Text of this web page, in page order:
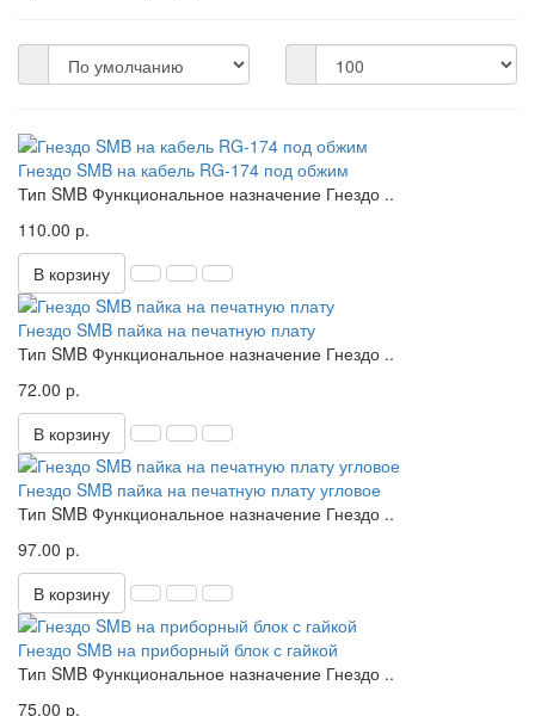
Гнездо SMB на кабель RG-174 под обжим
Тип SMB Функциональное назначение Гнездо ..
110.00 р.
В корзину
Гнездо SMB пайка на печатную плату
Тип SMB Функциональное назначение Гнездо ..
72.00 р.
В корзину
Гнездо SMB пайка на печатную плату угловое
Тип SMB Функциональное назначение Гнездо ..
97.00 р.
В корзину
Гнездо SMВ на приборный блок с гайкой
Тип SMB Функциональное назначение Гнездо ..
75.00 р.